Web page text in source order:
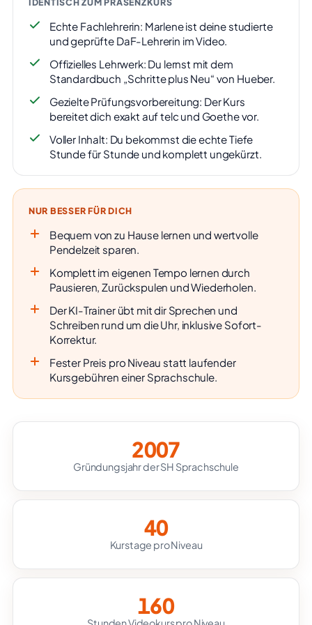
Echte Fachlehrerin: Marlene ist deine studierte
und geprüfte DaF-Lehrerin im Video.
Offizielles Lehrwerk: Du lernst mit dem
Standardbuch „Schritte plus Neu“ von Hueber.
Gezielte Prüfungsvorbereitung: Der Kurs
bereitet dich exakt auf telc und Goethe vor.
Voller Inhalt: Du bekommst die echte Tiefe
Stunde für Stunde und komplett ungekürzt.
NUR BESSER FÜR DICH
Bequem von zu Hause lernen und wertvolle
Pendelzeit sparen.
Komplett im eigenen Tempo lernen durch
Pausieren, Zurückspulen und Wiederholen.
Der KI-Trainer übt mit dir Sprechen und
Schreiben rund um die Uhr, inklusive Sofort-
Korrektur.
Fester Preis pro Niveau statt laufender
Kursgebühren einer Sprachschule.
2007
Gründungsjahr der SH Sprachschule
40
Kurstage pro Niveau
160